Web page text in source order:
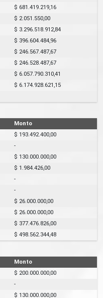
$ 681.419.219,16
$ 2.051.550,00
$ 3.296.518.912,84
$ 396.604.484,96
$ 246.567.487,67
$ 246.528.487,67
$ 6.057.790.310,41
$ 6.174.928.621,15
Monto
$ 193.492.400,00
-
$ 130.000.000,00
$ 1.984.426,00
-
-
$ 26.000.000,00
$ 26.000.000,00
$ 377.476.826,00
$ 498.562.344,48
Monto
$ 200.000.000,00
-
$ 130.000.000,00